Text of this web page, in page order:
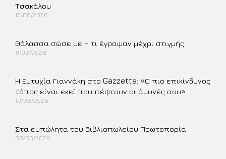
Τσακάλου
13/06/2026
Θάλασσα σώσε με – τι έγραψαν μέχρι στιγμής
11/06/2026
Η Ευτυχία Γιαννάκη στο Gazzetta: «Ο πιο επικίνδυνος
τόπος είναι εκεί που πέφτουν οι άμυνές σου»
10/06/2026
Στα ευπώλητα του Βιβλιοπωλείου Πρωτοπορία
08/06/2026